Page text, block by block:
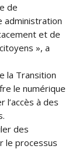
de
administration
et de
», a
la Transition
le numérique
l’accès à des
des
le processus